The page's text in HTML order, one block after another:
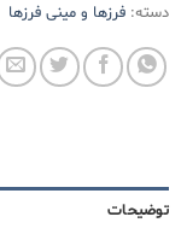
دسته: فرزها و مینی فرزها
توضیحات